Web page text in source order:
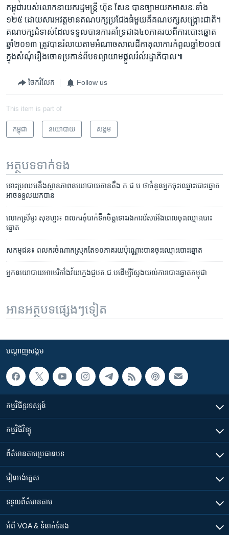
កម្ពុជា​របស់​លោក​នាយក​រដ្ឋមន្ត្រី ​ហ៊ុន សែន​ បាន​ច្បាម​យក​អាសនៈ​ទាំង​
១២៥​ ដោយសារ​អវត្តមាន​គណបក្ស​ប្រជែង​ធំមួយ​គឺ​គណបក្ស​សង្គ្រោះ​ជាតិ។​
គណបក្ស​ជំទាស់​ដែល​ទទួល​បាន​ការ​គាំទ្រ​ជាង​៤០​ភាគ​រយ​ពី​ការ​បោះឆ្នោត​
ឆ្នាំ​២០១៣​ ត្រូវ​បាន​រំលាយ​តាម​អំណាច​សាល​ដីកា​តុលាការ​កំពូល​ឆ្នាំ​២០១៧​
ក្នុង​សំណុំ​រឿង​ចោទ​ប្រកាន់ពីបទព្យាយាមផ្តួល​រំលំ​រដ្ឋាភិបាល៕​
ចែករំលែក Follow us
This item is part of
កម្ពុជា នយោបាយ សង្គម
អត្ថបទ​ទាក់ទង
ទោះ​ប្រឈម​នឹង​ស្ថានភាព​នយោបាយ​តានតឹង គ.ជ.ប ថា​ចំនួន​អ្នក​​ចុះ​ឈ្មោះ​បោះ​ឆ្នោត​
អាច​ទទួល​យក​បាន
លោកស្រី​មូរ សុខហួរ៖ ពលករកុំ​បាក់ទឹក​ចិត្ត​ទោះ​​រងការ​​រើសអើង​ពេល​ចុះឈ្មោះ​បោះ​
ឆ្នោត
សកម្មជន៖ ​ពលករ​ចំណាកស្រុក​តែ១០ភាគរយ​ប៉ុណ្ណោះបានចុះឈ្មោះបោះឆ្នោត
អ្នក​នយោបាយ​អាមេរិកាំង​វ័យ​ក្មេង​ជួប​គ.ជ.ប​ដើម្បី​ស្វែង​យល់​ការ​បោះឆ្នោត​​កម្ពុជា
អានអត្ថបទផ្សេងៗទៀត
បណ្តាញ​សង្គម
កម្មវិធី​ទូរទស្សន៍
កម្មវិធី​វិទ្យុ
ព័ត៌មាន​តាមប្រធានបទ​
រៀន​​អង់គ្លេស
ទទួល​ព័ត៌មាន​តាម
អំពី​ VOA & ទំនាក់ទំនង